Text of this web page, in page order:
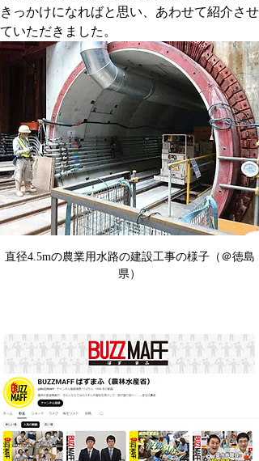
きっかけになればと思い、あわせて紹介させ
ていただきました。
直径4.5mの農業用水路の建設工事の様子（＠徳島
県）